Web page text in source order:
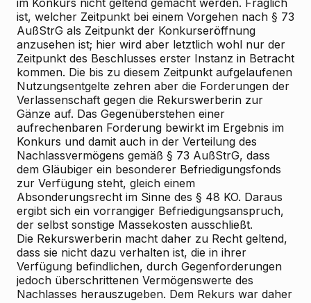
im Konkurs nicht geltend gemacht werden. Fraglich
ist, welcher Zeitpunkt bei einem Vorgehen nach § 73
AußStrG als Zeitpunkt der Konkurseröffnung
anzusehen ist; hier wird aber letztlich wohl nur der
Zeitpunkt des Beschlusses erster Instanz in Betracht
kommen. Die bis zu diesem Zeitpunkt aufgelaufenen
Nutzungsentgelte zehren aber die Forderungen der
Verlassenschaft gegen die Rekurswerberin zur
Gänze auf. Das Gegenüberstehen einer
aufrechenbaren Forderung bewirkt im Ergebnis im
Konkurs und damit auch in der Verteilung des
Nachlassvermögens gemäß § 73 AußStrG, dass
dem Gläubiger ein besonderer Befriedigungsfonds
zur Verfügung steht, gleich einem
Absonderungsrecht im Sinne des § 48 KO. Daraus
ergibt sich ein vorrangiger Befriedigungsanspruch,
der selbst sonstige Massekosten ausschließt.
Die Rekurswerberin macht daher zu Recht geltend,
dass sie nicht dazu verhalten ist, die in ihrer
Verfügung befindlichen, durch Gegenforderungen
jedoch überschrittenen Vermögenswerte des
Nachlasses herauszugeben. Dem Rekurs war daher